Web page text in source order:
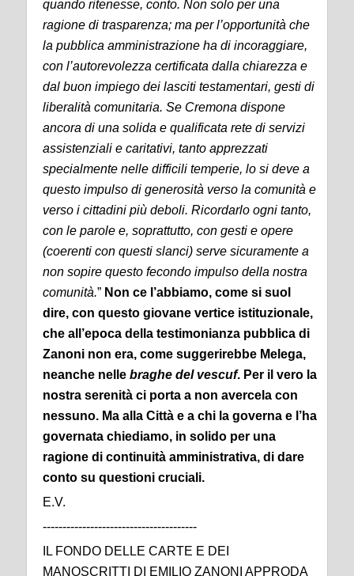
quando ritenesse, conto. Non solo per una
ragione di trasparenza; ma per l’opportunità che
la pubblica amministrazione ha di incoraggiare,
con l’autorevolezza certificata dalla chiarezza e
dal buon impiego dei lasciti testamentari, gesti di
liberalità comunitaria. Se Cremona dispone
ancora di una solida e qualificata rete di servizi
assistenziali e caritativi, tanto apprezzati
specialmente nelle difficili temperie, lo si deve a
questo impulso di generosità verso la comunità e
verso i cittadini più deboli. Ricordarlo ogni tanto,
con le parole e, soprattutto, con gesti e opere
(coerenti con questi slanci) serve sicuramente a
non sopire questo fecondo impulso della nostra
comunità.” Non ce l’abbiamo, come si suol
dire, con questo giovane vertice istituzionale,
che all’epoca della testimonianza pubblica di
Zanoni non era, come suggerirebbe Melega,
neanche nelle braghe del vescuf. Per il vero la
nostra serenità ci porta a non avercela con
nessuno. Ma alla Città e a chi la governa e l’ha
governata chiediamo, in solido per una
ragione di continuità amministrativa, di dare
conto su questioni cruciali.
E.V.
---------------------------------------
IL FONDO DELLE CARTE E DEI
MANOSCRITTI DI EMILIO ZANONI APPRODA